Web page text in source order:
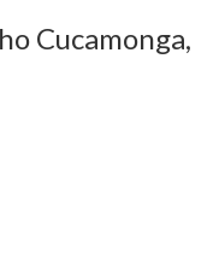
Cucamonga,